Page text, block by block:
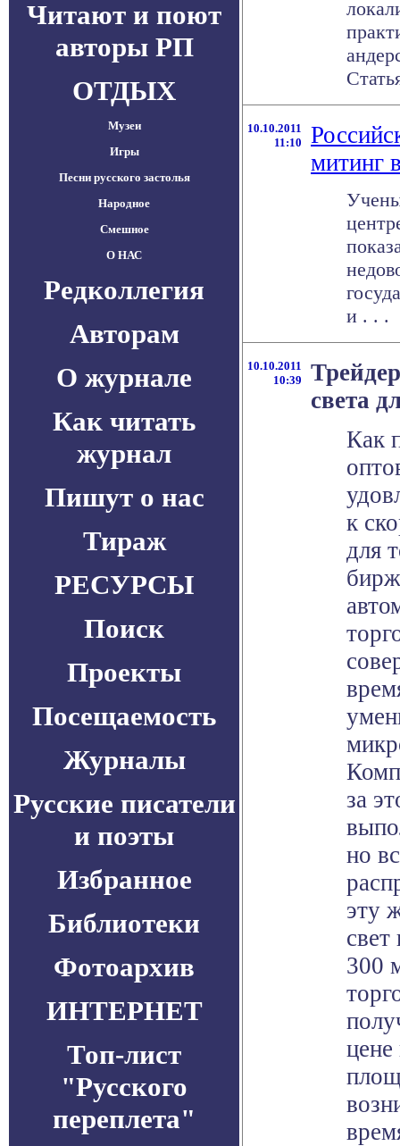
Читают и поют
авторы РП
ОТДЫХ
Музеи
Игры
Песни русского застолья
Народное
Смешное
О НАС
Редколлегия
Авторам
О журнале
Как читать
журнал
Пишут о нас
Тираж
РЕСУРСЫ
Поиск
Проекты
Посещаемость
Журналы
Русские писатели
и поэты
Избранное
Библиотеки
Фотоархив
ИНТЕРНЕТ
Топ-лист
"Русского
переплета"
10.10.2011
11:10
митинг
и . . .
10.10.2011
10:39
света
Как
к
для
за
но
эту
300